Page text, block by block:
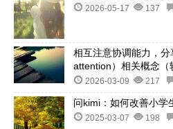
2026-05-17 137
相互注意协调能力，
attention）相关概念（
2026-03-09 217
问kimi：如何改善小学
2025-03-07 198